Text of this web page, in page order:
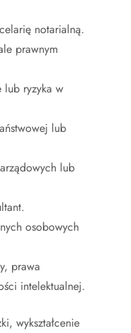
notarialną.
prawnym
lub ryzyka w
lub
lub
osobowych
prawa
intelektualnej.
wykształcenie